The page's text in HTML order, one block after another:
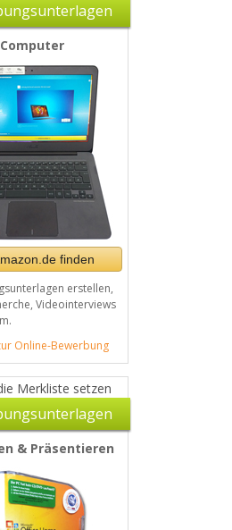
Computer
finden
erstellen,
Videointerviews
Online-Bewerbung
Merkliste setzen
& Präsentieren